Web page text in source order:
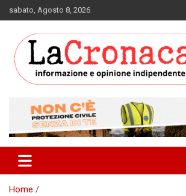
to
sabato, Agosto 8, 2026
La Cronaca Quotidiano
Home